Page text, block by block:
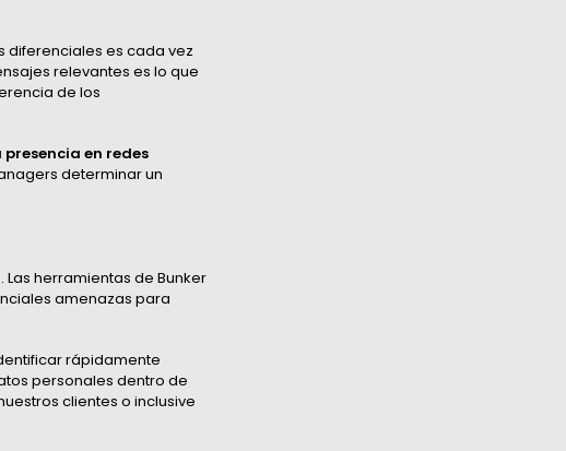
diferenciales es cada vez
relevantes es lo que
de los
en redes
determinar un
herramientas de Bunker
amenazas para
rápidamente
personales dentro de
clientes o inclusive